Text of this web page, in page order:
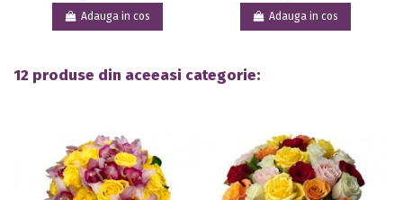
Adauga in cos Adauga in cos
12 produse din aceeasi categorie: